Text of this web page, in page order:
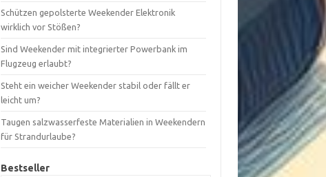
Schützen gepolsterte Weekender Elektronik
wirklich vor Stößen?
Sind Weekender mit integrierter Powerbank im
Flugzeug erlaubt?
Steht ein weicher Weekender stabil oder fällt er
leicht um?
Taugen salzwasserfeste Materialien in Weekendern
für Strandurlaube?
Bestseller